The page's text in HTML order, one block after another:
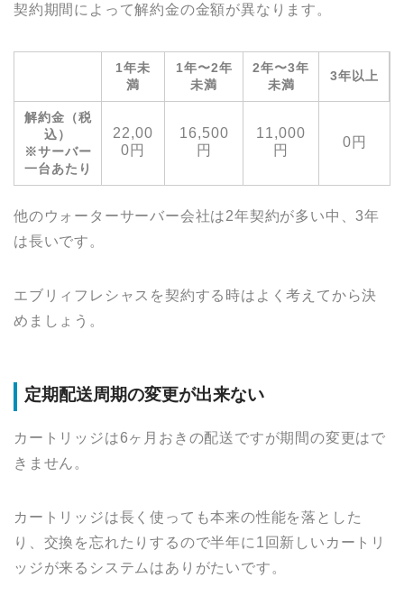
契約期間によって解約金の金額が異なります。
1年未
満
1年〜2年
未満
2年〜3年
未満
3年以上
解約金（税
込）
※サーバー
一台あたり
22,00
0円
16,500
円
11,000
円
0円
他のウォーターサーバー会社は2年契約が多い中、3年
は長いです。
エブリィフレシャスを契約する時はよく考えてから決
めましょう。
定期配送周期の変更が出来ない
カートリッジは6ヶ月おきの配送ですが期間の変更はで
きません。
カートリッジは長く使っても本来の性能を落とした
り、交換を忘れたりするので半年に1回新しいカートリ
ッジが来るシステムはありがたいです。